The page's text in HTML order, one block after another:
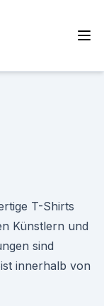
T-Shirts
Künstlern und
sind
innerhalb von